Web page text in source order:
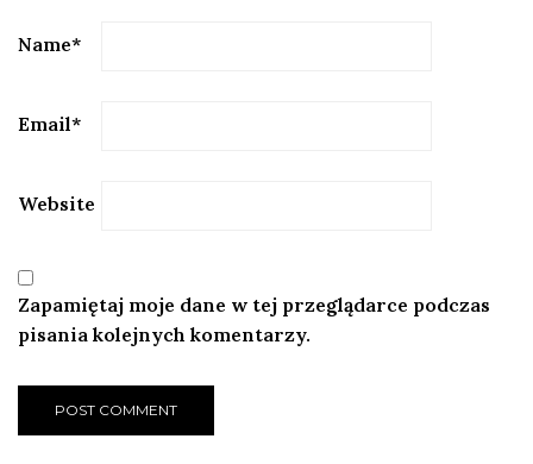
Name*
Email*
Website
Zapamiętaj moje dane w tej przeglądarce podczas
pisania kolejnych komentarzy.